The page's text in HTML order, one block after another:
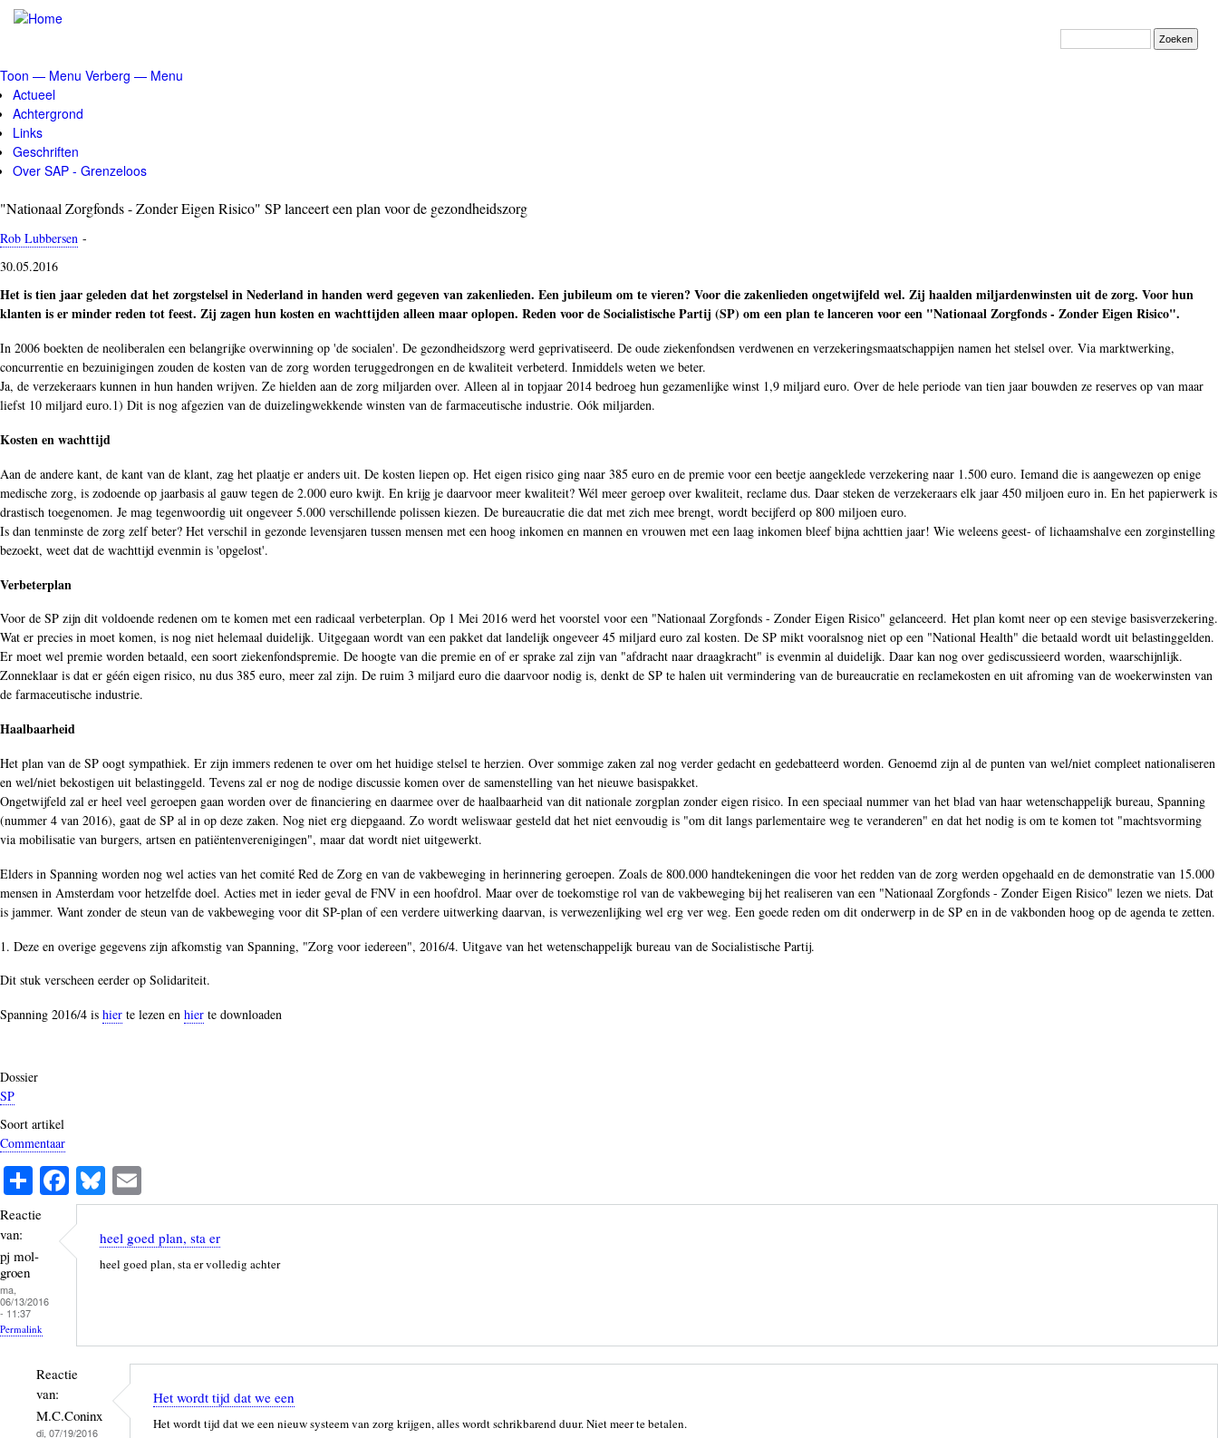
Overslaan
de
inhoud
gaan
Zoeken
Menu
Toon — Menu Verberg — Menu
Actueel
Achtergrond
Links
Geschriften
Over SAP - Grenzeloos
"Nationaal Zorgfonds - Zonder Eigen Risico" SP lanceert een plan voor de gezondheidszorg
Rob Lubbersen -
30.05.2016
Het is tien jaar geleden dat het zorgstelsel in Nederland in handen werd gegeven van zakenlieden. Een jubileum om te vieren? Voor die zakenlieden ongetwijfeld wel. Zij haalden miljardenwinsten uit de zorg. Voor hun
klanten is er minder reden tot feest. Zij zagen hun kosten en wachttijden alleen maar oplopen. Reden voor de Socialistische Partij (SP) om een plan te lanceren voor een "Nationaal Zorgfonds - Zonder Eigen Risico".
In 2006 boekten de neoliberalen een belangrijke overwinning op 'de socialen'. De gezondheidszorg werd geprivatiseerd. De oude ziekenfondsen verdwenen en verzekeringsmaatschappijen namen het stelsel over. Via marktwerking,
concurrentie en bezuinigingen zouden de kosten van de zorg worden teruggedrongen en de kwaliteit verbeterd. Inmiddels weten we beter.
Ja, de verzekeraars kunnen in hun handen wrijven. Ze hielden aan de zorg miljarden over. Alleen al in topjaar 2014 bedroeg hun gezamenlijke winst 1,9 miljard euro. Over de hele periode van tien jaar bouwden ze reserves op van maar
liefst 10 miljard euro.1) Dit is nog afgezien van de duizelingwekkende winsten van de farmaceutische industrie. Oók miljarden.
Kosten en wachttijd
Aan de andere kant, de kant van de klant, zag het plaatje er anders uit. De kosten liepen op. Het eigen risico ging naar 385 euro en de premie voor een beetje aangeklede verzekering naar 1.500 euro. Iemand die is aangewezen op enige
medische zorg, is zodoende op jaarbasis al gauw tegen de 2.000 euro kwijt. En krijg je daarvoor meer kwaliteit? Wél meer geroep over kwaliteit, reclame dus. Daar steken de verzekeraars elk jaar 450 miljoen euro in. En het papierwerk is
drastisch toegenomen. Je mag tegenwoordig uit ongeveer 5.000 verschillende polissen kiezen. De bureaucratie die dat met zich mee brengt, wordt becijferd op 800 miljoen euro.
Is dan tenminste de zorg zelf beter? Het verschil in gezonde levensjaren tussen mensen met een hoog inkomen en mannen en vrouwen met een laag inkomen bleef bijna achttien jaar! Wie weleens geest- of lichaamshalve een zorginstelling
bezoekt, weet dat de wachttijd evenmin is 'opgelost'.
Verbeterplan
Voor de SP zijn dit voldoende redenen om te komen met een radicaal verbeterplan. Op 1 Mei 2016 werd het voorstel voor een "Nationaal Zorgfonds - Zonder Eigen Risico" gelanceerd. Het plan komt neer op een stevige basisverzekering.
Wat er precies in moet komen, is nog niet helemaal duidelijk. Uitgegaan wordt van een pakket dat landelijk ongeveer 45 miljard euro zal kosten. De SP mikt vooralsnog niet op een "National Health" die betaald wordt uit belastinggelden.
Er moet wel premie worden betaald, een soort ziekenfondspremie. De hoogte van die premie en of er sprake zal zijn van "afdracht naar draagkracht" is evenmin al duidelijk. Daar kan nog over gediscussieerd worden, waarschijnlijk.
Zonneklaar is dat er géén eigen risico, nu dus 385 euro, meer zal zijn. De ruim 3 miljard euro die daarvoor nodig is, denkt de SP te halen uit vermindering van de bureaucratie en reclamekosten en uit afroming van de woekerwinsten van
de farmaceutische industrie.
Haalbaarheid
Het plan van de SP oogt sympathiek. Er zijn immers redenen te over om het huidige stelsel te herzien. Over sommige zaken zal nog verder gedacht en gedebatteerd worden. Genoemd zijn al de punten van wel/niet compleet nationaliseren
en wel/niet bekostigen uit belastinggeld. Tevens zal er nog de nodige discussie komen over de samenstelling van het nieuwe basispakket.
Ongetwijfeld zal er heel veel geroepen gaan worden over de financiering en daarmee over de haalbaarheid van dit nationale zorgplan zonder eigen risico. In een speciaal nummer van het blad van haar wetenschappelijk bureau, Spanning
(nummer 4 van 2016), gaat de SP al in op deze zaken. Nog niet erg diepgaand. Zo wordt weliswaar gesteld dat het niet eenvoudig is "om dit langs parlementaire weg te veranderen" en dat het nodig is om te komen tot "machtsvorming
via mobilisatie van burgers, artsen en patiëntenverenigingen", maar dat wordt niet uitgewerkt.
Elders in Spanning worden nog wel acties van het comité Red de Zorg en van de vakbeweging in herinnering geroepen. Zoals de 800.000 handtekeningen die voor het redden van de zorg werden opgehaald en de demonstratie van 15.000
mensen in Amsterdam voor hetzelfde doel. Acties met in ieder geval de FNV in een hoofdrol. Maar over de toekomstige rol van de vakbeweging bij het realiseren van een "Nationaal Zorgfonds - Zonder Eigen Risico" lezen we niets. Dat
is jammer. Want zonder de steun van de vakbeweging voor dit SP-plan of een verdere uitwerking daarvan, is verwezenlijking wel erg ver weg. Een goede reden om dit onderwerp in de SP en in de vakbonden hoog op de agenda te zetten.
1. Deze en overige gegevens zijn afkomstig van Spanning, "Zorg voor iedereen", 2016/4. Uitgave van het wetenschappelijk bureau van de Socialistische Partij.
Dit stuk verscheen eerder op Solidariteit.
Spanning 2016/4 is hier te lezen en hier te downloaden
Dossier
SP
Soort artikel
Commentaar
S
ha
Fa
ce
bo
ok
Bl
ue
sk
y
m
ail
Reactie
van:
pj mol-
groen
ma,
06/13/2016
- 11:37
Permalink
heel goed plan, sta er
heel goed plan, sta er volledig achter
Reactie
van:
M.C.Coninx
di, 07/19/2016
Het wordt tijd dat we een
Het wordt tijd dat we een nieuw systeem van zorg krijgen, alles wordt schrikbarend duur. Niet meer te betalen.